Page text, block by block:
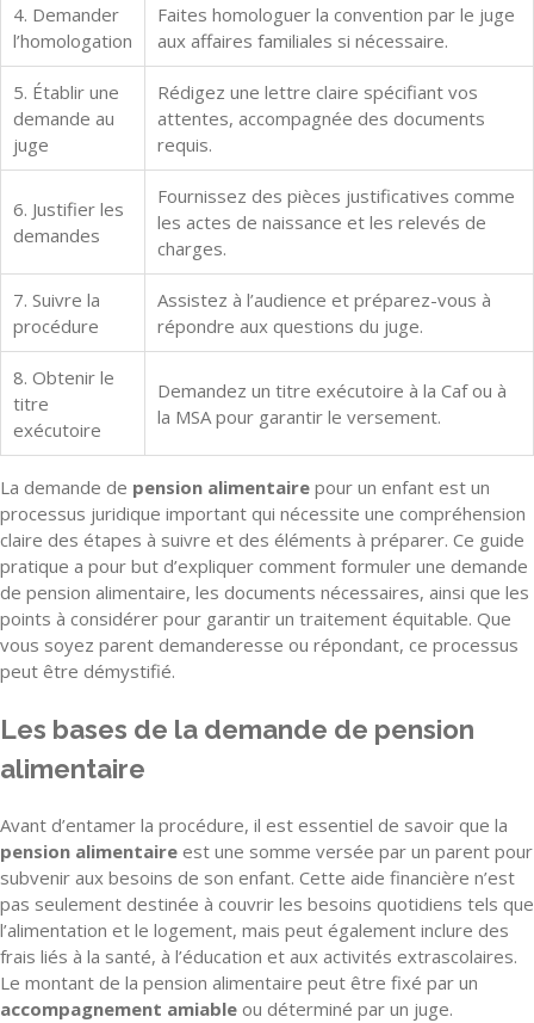
4. Demander
l’homologation
Faites homologuer la convention par le juge
aux affaires familiales si nécessaire.
5. Établir une
demande au
juge
Rédigez une lettre claire spécifiant vos
attentes, accompagnée des documents
requis.
6. Justifier les
demandes
Fournissez des pièces justificatives comme
les actes de naissance et les relevés de
charges.
7. Suivre la
procédure
Assistez à l’audience et préparez-vous à
répondre aux questions du juge.
8. Obtenir le
titre
exécutoire
Demandez un titre exécutoire à la Caf ou à
la MSA pour garantir le versement.
La demande de pension alimentaire pour un enfant est un
processus juridique important qui nécessite une compréhension
claire des étapes à suivre et des éléments à préparer. Ce guide
pratique a pour but d’expliquer comment formuler une demande
de pension alimentaire, les documents nécessaires, ainsi que les
points à considérer pour garantir un traitement équitable. Que
vous soyez parent demanderesse ou répondant, ce processus
peut être démystifié.
Les bases de la demande de pension
alimentaire
Avant d’entamer la procédure, il est essentiel de savoir que la
pension alimentaire est une somme versée par un parent pour
subvenir aux besoins de son enfant. Cette aide financière n’est
pas seulement destinée à couvrir les besoins quotidiens tels que
l’alimentation et le logement, mais peut également inclure des
frais liés à la santé, à l’éducation et aux activités extrascolaires.
Le montant de la pension alimentaire peut être fixé par un
accompagnement amiable ou déterminé par un juge.